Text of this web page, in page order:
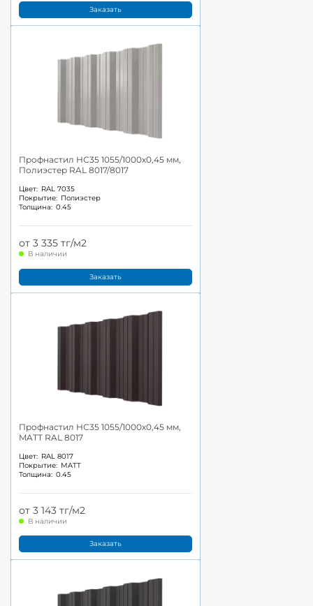
Заказать
Профнастил НС35 1055/1000x0,45 мм,
Полиэстер RAL 8017/8017
Цвет: RAL 7035
Покрытие: Полиэстер
Толщина: 0.45
от 3 335 тг/м2
В наличии
Заказать
Профнастил НС35 1055/1000x0,45 мм,
MATT RAL 8017
Цвет: RAL 8017
Покрытие: MATT
Толщина: 0.45
от 3 143 тг/м2
В наличии
Заказать